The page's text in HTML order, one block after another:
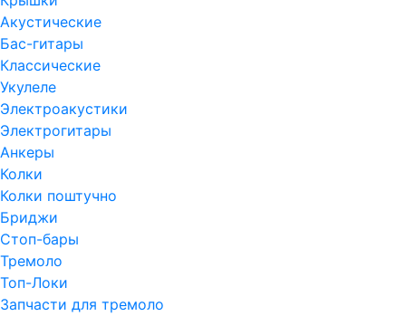
Акустические
Бас-гитары
Классические
Укулеле
Электроакустики
Электрогитары
Анкеры
Колки
Колки поштучно
Бриджи
Стоп-бары
Тремоло
Топ-Локи
Запчасти для тремоло